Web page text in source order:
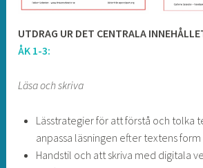
UTDRAG UR DET CENTRALA
ÅK 1-3:
Läsa och skriva
Lässtrategier för att förstå och tolka
anpassa läsningen efter textens
Handstil och att skriva med digitala